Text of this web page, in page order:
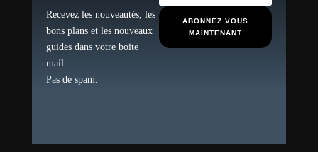
Recevez les nouveautés, les
bons plans et les nouveaux
guides dans votre boite
mail.
Pas de spam.
ABONNEZ VOUS
MAINTENANT